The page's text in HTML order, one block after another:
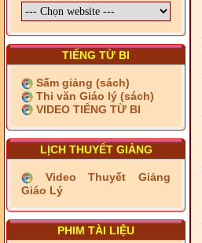
TIẾNG TỪ BI
Sấm giảng (sách)
Thi văn Giáo lý (sách)
VIDEO TIẾNG TỪ BI
LỊCH THUYẾT GIẢNG
Video Thuyết Giảng
Giáo Lý
PHIM TÀI LIỆU